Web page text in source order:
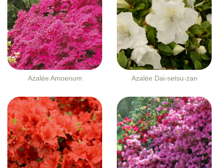
Azalée Amoenum Azalée Dai-setsu-zan